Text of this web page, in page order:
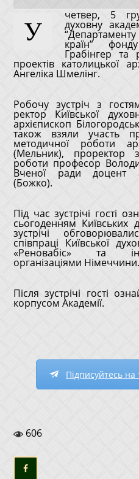
У
четвер, 5
духовну академію відвідали менеджер країн”
Грабінгер та
проектів католицької
Ангеліка Шмелінг.
Робочу зустріч з
ректор Київської
архієпископ
також взяли участь
методичної роботи
(Мельник), проректор з
роботи професор
Вченої ради доцент
(Божко).
Під час зустрічі гості
сьогоденням Київських
зустрічі
співпраці Київської
«Реновабіс» та
організаціями Німеччини.
Після зустрічі гості
корпусом Академії.
Підписуйтесь
606